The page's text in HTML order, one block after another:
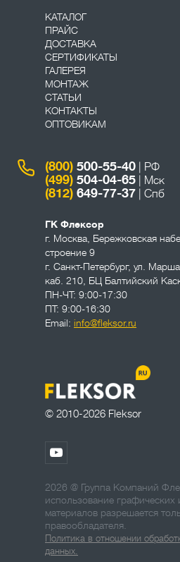
© 2010-2026 Fleksor
КАТАЛОГ
ПРАЙС
ДОСТАВКА
СЕРТИФИКАТЫ
ГАЛЕРЕЯ
МОНТАЖ
СТАТЬИ
КОНТАКТЫ
ОПТОВИКАМ
(800) 500-55-40 | РФ
(499) 504-04-65 | Мск
(812) 649-77-37 | Спб
ГК Флексор
г. Москва Бережковская
строение 9
г. Санкт-Петербург, ул.
каб. 210, БЦ Балтийский
ПН-ЧТ: 9:00-17:30
ПТ: 9:00-16:30
Email: info@fleksor.ru
2026 @ Группа Компаний
использование графических
материалов разрешается
правообладателя.
Политика в отношении
данных.